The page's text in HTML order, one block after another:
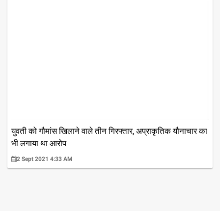
युवती को गौमांस खिलाने वाले तीन गिरफ्तार, अप्राकृतिक यौनाचार का
भी लगाया था आरोप
2 Sept 2021 4:33 AM